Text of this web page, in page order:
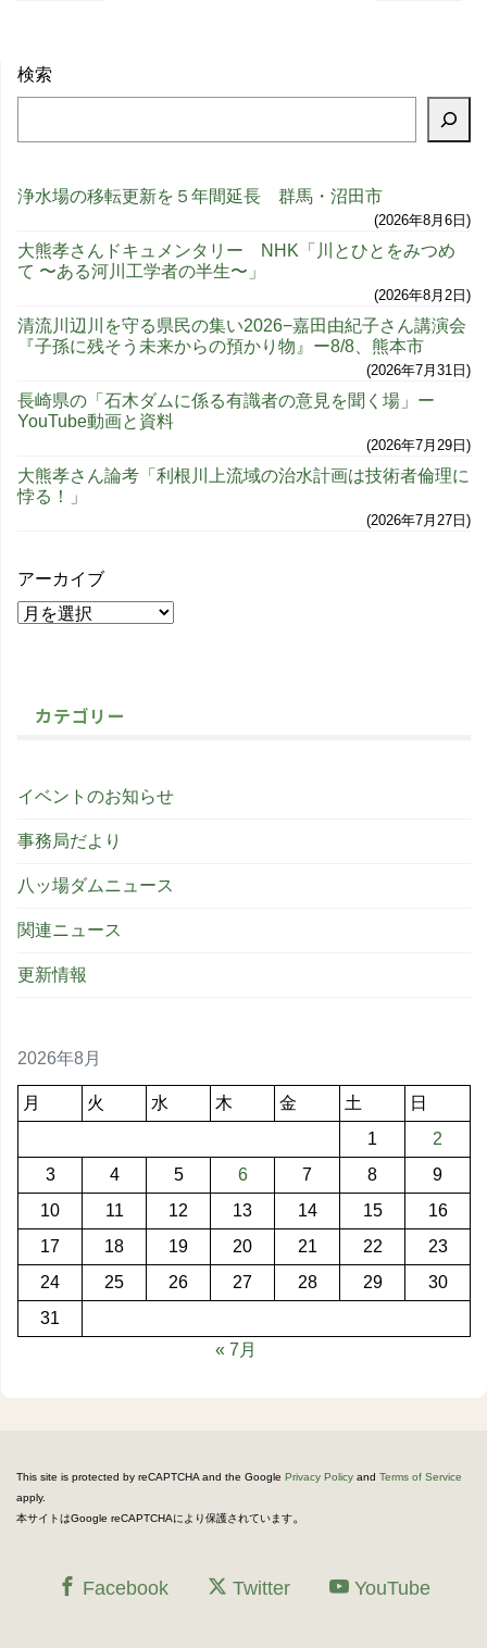
検索
浄水場の移転更新を５年間延長 群馬・沼田市
2026年8月6日
大熊孝さんドキュメンタリー NHK「川とひとをみつめ
て 〜ある河川工学者の半生〜」
2026年8月2日
清流川辺川を守る県民の集い2026−嘉田由紀子さん講演会
『子孫に残そう未来からの預かり物』ー8/8、熊本市
2026年7月31日
長崎県の「石木ダムに係る有識者の意見を聞く場」ー
YouTube動画と資料
2026年7月29日
大熊孝さん論考「利根川上流域の治水計画は技術者倫理に
悖る！」
2026年7月27日
アーカイブ
カテゴリー
イベントのお知らせ
事務局だより
八ッ場ダムニュース
関連ニュース
更新情報
2026年8月
月 火 水 木 金 土
日
1
2
3
4 5 6 7 8
9
10
11 12 13 14 15
16
17
18 19 20 21 22
23
24
25 26 27 28 29
30
31
« 7月
This site is protected by reCAPTCHA and the Google Privacy Policy and Terms of Service
apply.
本サイトはGoogle reCAPTCHAにより保護されています。
Facebook Twitter YouTube